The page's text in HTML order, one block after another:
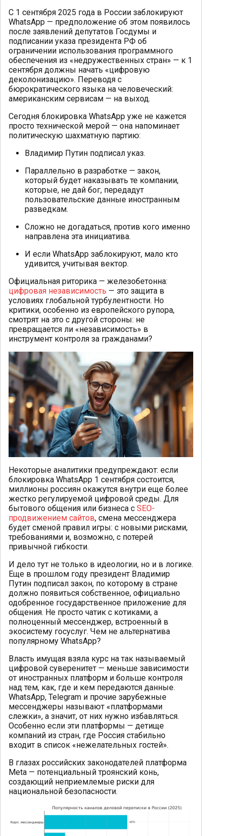
С 1 сентября 2025 года в России заблокируют
WhatsApp — предположение об этом появилось
после заявлений депутатов Госдумы и
подписании указа президента РФ об
ограничении использования программного
обеспечения из «недружественных стран» — к 1
сентября должны начать «цифровую
деколонизацию». Переводя с
бюрократического языка на человеческий:
американским сервисам — на выход.
Сегодня блокировка WhatsApp уже не кажется
просто технической мерой — она напоминает
политическую шахматную партию:
Владимир Путин подписал указ.
Параллельно в разработке — закон,
который будет наказывать те компании,
которые, не дай бог, передадут
пользовательские данные иностранным
разведкам.
Сложно не догадаться, против кого именно
направлена эта инициатива.
И если WhatsApp заблокируют, мало кто
удивится, учитывая вектор.
Официальная риторика — железобетонна:
цифровая независимость — это защита в
условиях глобальной турбулентности. Но
критики, особенно из европейского рупора,
смотрят на это с другой стороны: не
превращается ли «независимость» в
инструмент контроля за гражданами?
Некоторые аналитики предупреждают: если
блокировка WhatsApp 1 сентября состоится,
миллионы россиян окажутся внутри еще более
жестко регулируемой цифровой среды. Для
бытового общения или бизнеса с SEO-
продвижением сайтов, смена мессенджера
будет сменой правил игры: с новыми рисками,
требованиями и, возможно, с потерей
привычной гибкости.
И дело тут не только в идеологии, но и в логике.
Еще в прошлом году президент Владимир
Путин подписал закон, по которому в стране
должно появиться собственное, официально
одобренное государственное приложение для
общения. Не просто чатик с котиками, а
полноценный мессенджер, встроенный в
экосистему госуслуг. Чем не альтернатива
популярному WhatsApp?
Власть имущая взяла курс на так называемый
цифровой суверенитет — меньше зависимости
от иностранных платформ и больше контроля
над тем, как, где и кем передаются данные.
WhatsApp, Telegram и прочие зарубежные
мессенджеры называют «платформами
слежки», а значит, от них нужно избавляться.
Особенно если эти платформы — детище
компаний из стран, где Россия стабильно
входит в список «нежелательных гостей».
В глазах российских законодателей платформа
Meta — потенциальный троянский конь,
создающий неприемлемые риски для
национальной безопасности.